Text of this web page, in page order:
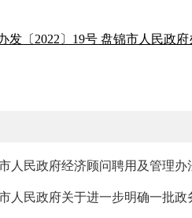
发〔2022〕19号 盘锦市人民政
人民政府经济顾问聘用及管理
人民政府关于进一步明确一批